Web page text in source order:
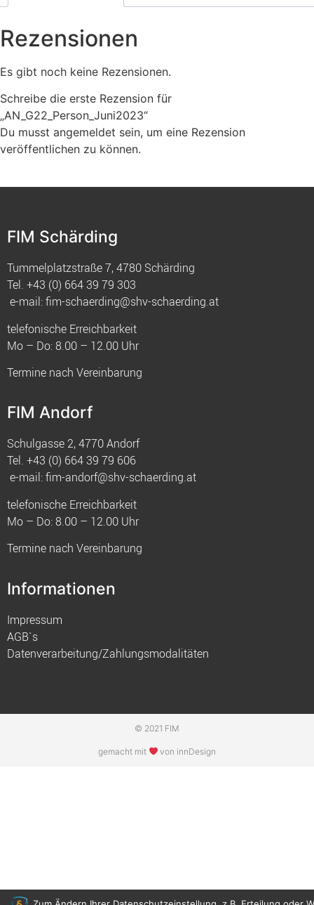
Rezensionen
Es gibt noch keine Rezensionen.
Schreibe die erste Rezension für
„AN_G22_Person_Juni2023“
Du musst angemeldet sein, um eine Rezension
veröffentlichen zu können.
FIM Schärding
Tummelplatzstraße 7, 4780 Schärding
Tel. +43 (0) 664 39 79 303
e-mail:fim-schaerding@shv-schaerding.at
telefonische Erreichbarkeit
Mo – Do: 8.00 – 12.00 Uhr
Termine nach Vereinbarung
FIM Andorf
Schulgasse 2, 4770 Andorf
Tel. +43 (0) 664 39 79 606
e-mail:fim-andorf@shv-schaerding.at
telefonische Erreichbarkeit
Mo – Do: 8.00 – 12.00 Uhr
Termine nach Vereinbarung
Informationen
Impressum
AGB`s
Datenverarbeitung/Zahlungsmodalitäten
© 2021 FIM
gemacht mit von innDesign